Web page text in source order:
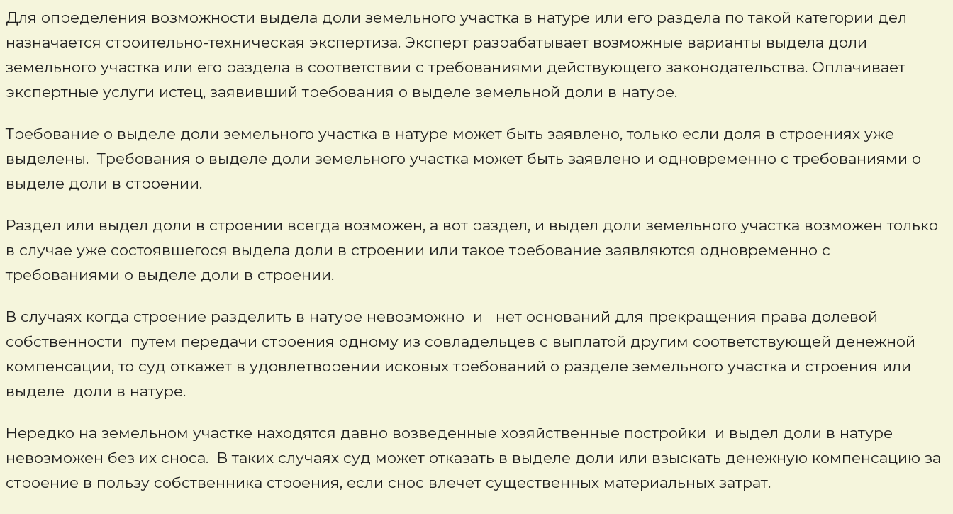
Для определения возможности выдела доли земельного участка в натуре или его раздела по такой категории дел
назначается строительно-техническая экспертиза. Эксперт разрабатывает возможные варианты выдела доли
земельного участка или его раздела в соответствии с требованиями действующего законодательства. Оплачивает
экспертные услуги истец, заявивший требования о выделе земельной доли в натуре.
Требование о выделе доли земельного участка в натуре может быть заявлено, только если доля в строениях уже
выделены. Требования о выделе доли земельного участка может быть заявлено и одновременно с требованиями о
выделе доли в строении.
Раздел или выдел доли в строении всегда возможен, а вот раздел, и выдел доли земельного участка возможен только
в случае уже состоявшегося выдела доли в строении или такое требование заявляются одновременно с
требованиями о выделе доли в строении.
В случаях когда строение разделить в натуре невозможно и нет оснований для прекращения права долевой
собственности путем передачи строения одному из совладельцев с выплатой другим соответствующей денежной
компенсации, то суд откажет в удовлетворении исковых требований о разделе земельного участка и строения или
выделе доли в натуре.
Нередко на земельном участке находятся давно возведенные хозяйственные постройки и выдел доли в натуре
невозможен без их сноса. В таких случаях суд может отказать в выделе доли или взыскать денежную компенсацию за
строение в пользу собственника строения, если снос влечет существенных материальных затрат.